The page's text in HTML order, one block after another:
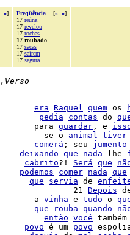
»]
Freqüência [« »]
17 reúna
17 revelou
17 rochas
17 roubado
17 sacas
17 saírem
17 segura
era Raquel quem os
pedia contas do
para guardar , e
se o animal tiver
comerá ; seu jumento
deixando que nada lhe
cabrito?! Será que
podemos comer nada que
que servia de
21 Depois
a vinha e tudo o
que rouba quando
então você também
povo é um povo